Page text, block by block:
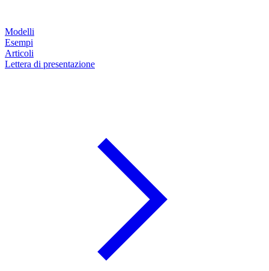
Modelli
Esempi
Articoli
Lettera di presentazione